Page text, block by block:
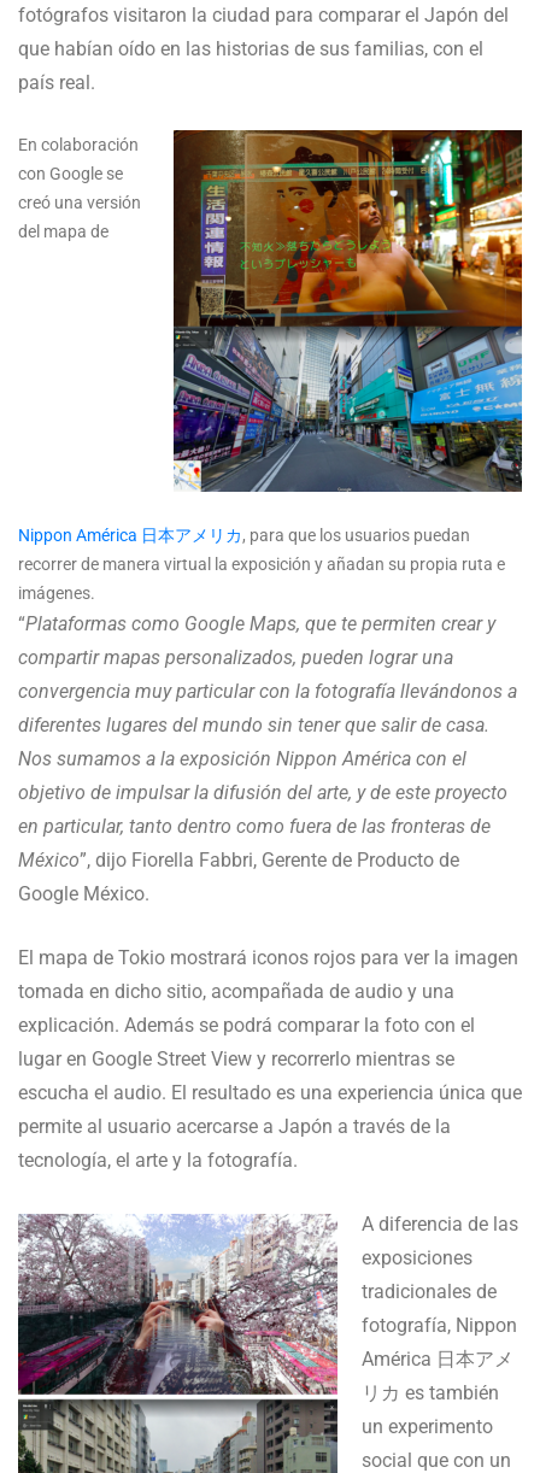
fotógrafos visitaron la ciudad para comparar el Japón del
que habían oído en las historias de sus familias, con el
país real.
En colaboración
con Google se
creó una versión
del mapa de
Nippon América 日本アメリカ, para que los usuarios puedan
recorrer de manera virtual la exposición y añadan su propia ruta e
imágenes.
“Plataformas como Google Maps, que te permiten crear y
compartir mapas personalizados, pueden lograr una
convergencia muy particular con la fotografía llevándonos a
diferentes lugares del mundo sin tener que salir de casa.
Nos sumamos a la exposición Nippon América con el
objetivo de impulsar la difusión del arte, y de este proyecto
en particular, tanto dentro como fuera de las fronteras de
México”, dijo Fiorella Fabbri, Gerente de Producto de
Google México.
El mapa de Tokio mostrará iconos rojos para ver la imagen
tomada en dicho sitio, acompañada de audio y una
explicación. Además se podrá comparar la foto con el
lugar en Google Street View y recorrerlo mientras se
escucha el audio. El resultado es una experiencia única que
permite al usuario acercarse a Japón a través de la
tecnología, el arte y la fotografía.
A diferencia de las
exposiciones
tradicionales de
fotografía, Nippon
América 日本アメ
リカ es también
un experimento
social que con un